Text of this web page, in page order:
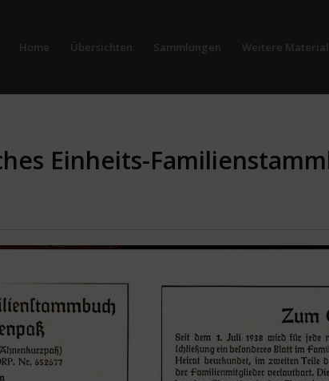
Home Übersichten Sammlungen Weitere
Einheits-